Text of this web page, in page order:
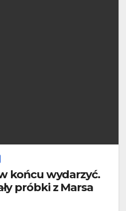
końcu wydarzyć.
próbki z Marsa